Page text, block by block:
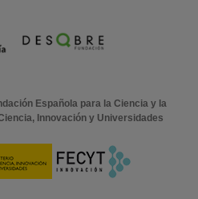
Española para la Ciencia y la
Innovación y Universidades